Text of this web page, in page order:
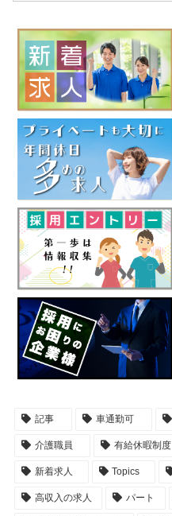
記事 車通勤可
介護職員 有給休暇制度
新着求人 Topics
高収入の求人 パート